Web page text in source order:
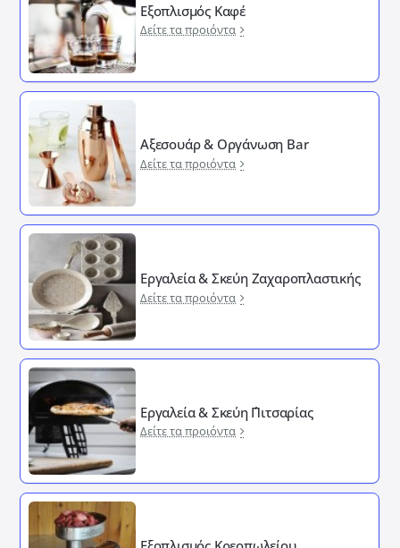
Εξοπλισμός Καφέ
Δείτε τα προιόντα
Αξεσουάρ & Οργάνωση Bar
Δείτε τα προιόντα
Εργαλεία & Σκεύη Ζαχαροπλαστικής
Δείτε τα προιόντα
Εργαλεία & Σκεύη ΄Πιτσαρίας
Δείτε τα προιόντα